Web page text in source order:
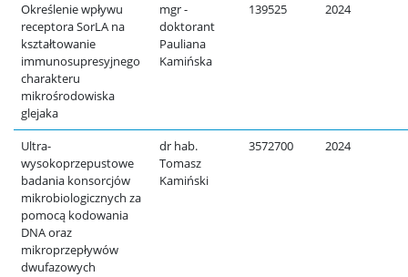
Określenie wpływu
receptora SorLA na
kształtowanie
immunosupresyjnego
charakteru
mikrośrodowiska
glejaka
mgr -
doktorant
Pauliana
Kamińska
139525 2024
Ultra-
wysokoprzepustowe
badania konsorcjów
mikrobiologicznych za
pomocą kodowania
DNA oraz
mikroprzepływów
dwufazowych
dr hab.
Tomasz
Kamiński
3572700 2024